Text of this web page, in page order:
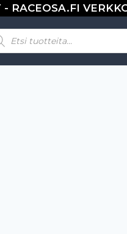
RACEOSA.FI